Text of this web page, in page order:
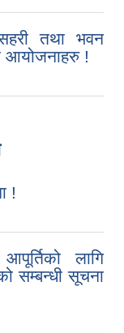
तथा भवन
आयोजनाहरु !
!
लागि
सम्बन्धी सूचना